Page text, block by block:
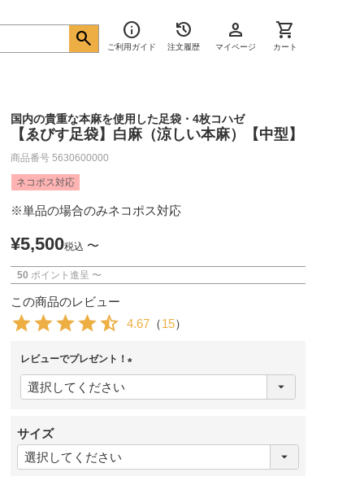
search info
ご利用ガイド
history
注文履歴
person
マイページ
shopping_cart
カート
国内の貴重な本麻を使用した足袋・4枚コハゼ
【ゑびす足袋】白麻（涼しい本麻）【中型】
商品番号 5630600000
ネコポス対応
※単品の場合のみネコポス対応
¥5,500税込 〜
50 ポイント進呈 〜
この商品のレビュー
4.67（15）
レビューでプレゼント！
必
サイズ